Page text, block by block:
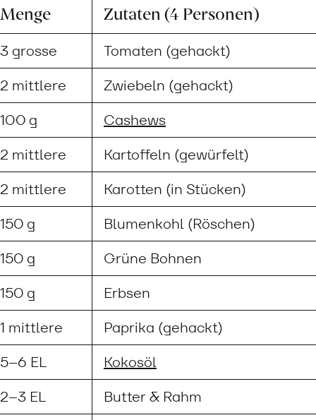
Menge Zutaten (4 Personen)
3 grosse
Tomaten (gehackt)
2 mittlere
Zwiebeln (gehackt)
100 g
Cashews
2 mittlere
Kartoffeln (gewürfelt)
2 mittlere
Karotten (in Stücken)
150 g
Blumenkohl (Röschen)
150 g
Grüne Bohnen
150 g
Erbsen
1 mittlere
Paprika (gehackt)
5–6 EL
Kokosöl
2–3 EL
Butter & Rahm